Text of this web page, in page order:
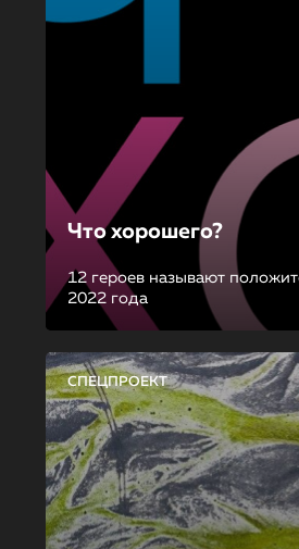
Что хорошего?
12 героев называют
2022 года
СПЕЦПРОЕКТ